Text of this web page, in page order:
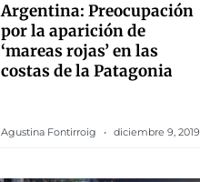
Argentina: Preocupación
por la aparición de
‘mareas rojas’ en las
costas de la Patagonia
Agustina Fontirroig diciembre 9, 2019